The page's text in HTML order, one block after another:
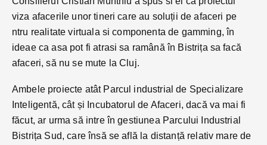
viza afacerile unor tineri care au soluții de afaceri pe
ntru realitate virtuala si componenta de gamming, în
ideae ca asa pot fi atrasi sa ramână în Bistrița sa facă
afaceri, să nu se mute la Cluj.
Ambele proiecte atât Parcul industrial de Specializare
Inteligentă, cât și Incubatorul de Afaceri, dacă va mai fi
făcut, ar urma să intre în gestiunea Parcului Industrial
Bistrița Sud, care însă se află la distanță relativ mare de